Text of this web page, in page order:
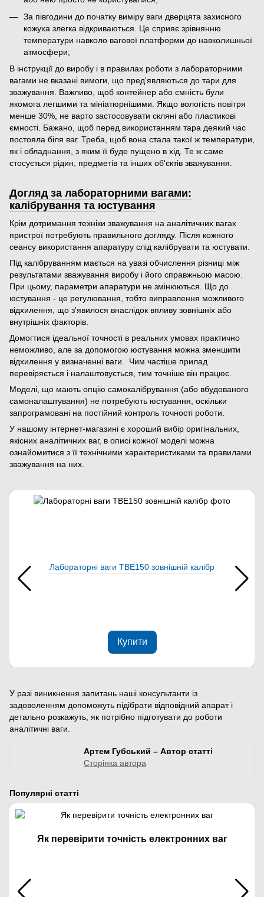
За півгодини до початку виміру ваги дверцята захисного
кожуха злегка відкриваються. Це сприяє зрівнянню
температури навколо вагової платформи до навколишньої
атмосфери;
В інструкції до виробу і в правилах роботи з лабораторними
вагами не вказані вимоги, що пред'являються до тари для
зважування. Важливо, щоб контейнер або ємність були
якомога легшими та мініатюрнішими. Якщо вологість повітря
менше 30%, не варто застосовувати скляні або пластикові
ємності. Бажано, щоб перед використанням тара деякий час
постояла біля ваг. Треба, щоб вона стала такої ж температури,
як і обладнання, з яким її буде пущено в хід. Те ж саме
стосується рідин, предметів та інших об'єктів зважування.
Догляд за лабораторними вагами:
калібрування та юстування
Крім дотримання техніки зважування на аналітичних вагах
пристрої потребують правильного догляду. Після кожного
сеансу використання апаратуру слід калібрувати та юстувати.
Під калібруванням мається на увазі обчислення різниці між
результатами зважування виробу і його справжньою масою.
При цьому, параметри апаратури не змінюються. Що до
юстування - це регулювання, тобто виправлення можливого
відхилення, що з'явилося внаслідок впливу зовнішніх або
внутрішніх факторів.
Домогтися ідеальної точності в реальних умовах практично
неможливо, але за допомогою юстування можна зменшити
відхилення у визначенні ваги. Чим частіше прилад
перевіряється і налаштовується, тим точніше він працює.
Моделі, що мають опцію самокалібрування (або вбудованого
самоналаштування) не потребують юстування, оскільки
запрограмовані на постійний контроль точності роботи.
У нашому інтернет-магазині є хороший вибір оригінальних,
якісних аналітичних ваг, в описі кожної моделі можна
ознайомитися з її технічними характеристиками та правилами
зважування на них.
Лабораторні ваги ТВЕ150 зовнішній калібр
Купити
У разі виникнення запитань наші консультанти із
задоволенням допоможуть підібрати відповідний апарат і
детально розкажуть, як потрібно підготувати до роботи
аналітичні ваги.
Артем Губський – Автор статті
Сторінка автора
Популярні статті
Як перевірити точність електронних ваг